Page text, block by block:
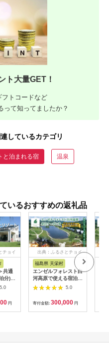
ト大量GET！
トコードなど
って知ってましたか？
しているカテゴリ
と泊まれる宿 温泉
いるおすすめの返礼品
チョイ
共通
分)1
まれ
5.0
円
出典：ふるさとチョイ
福島県 天栄村
エンゼルフォレスト白
河高原で使える宿泊ク
ーポン券（90000円相
当） F21T-101
5.0
寄付金額: 300,000 円